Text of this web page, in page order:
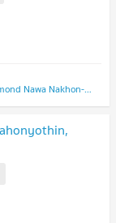
The Diamond Nawa Nakhon-Taladthai (The Diamond Nawa Nakhon-Taladthai)